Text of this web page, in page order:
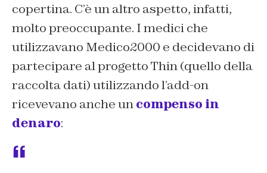
copertina. C’è un altro aspetto, infatti,
molto preoccupante. I medici che
utilizzavano Medico2000 e decidevano di
partecipare al progetto Thin (quello della
raccolta dati) utilizzando l’add-on
ricevevano anche uncompenso in
denaro: